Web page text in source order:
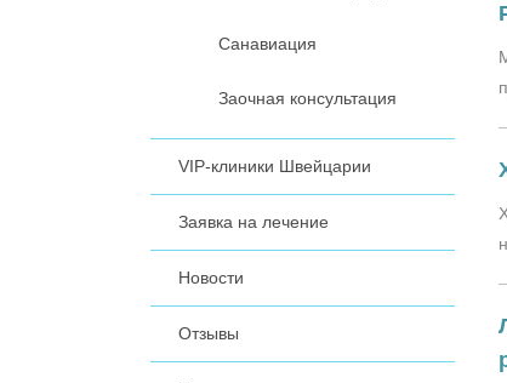
Санавиация
Заочная консультация
VIP-клиники Швейцарии
Заявка на лечение
Новости
Отзывы